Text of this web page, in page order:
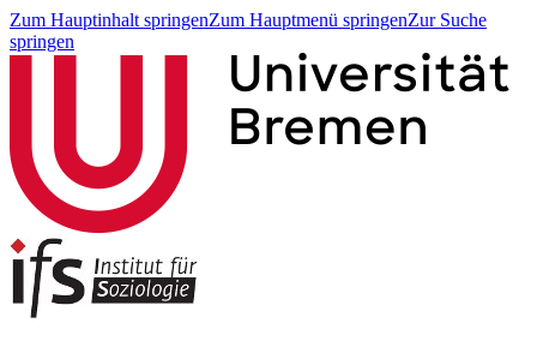
Zum Hauptinhalt springenZum Hauptmenü springenZur Suche
springen